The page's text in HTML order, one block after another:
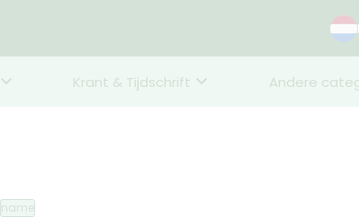
Krant & Tijdschrift Andere
name